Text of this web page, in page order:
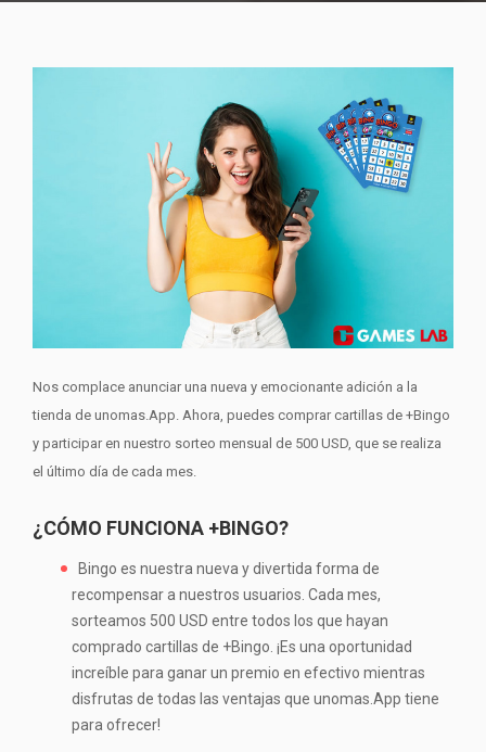
Nos complace anunciar una nueva y emocionante adición a la
tienda de unomas.App. Ahora, puedes comprar cartillas de +Bingo
y participar en nuestro sorteo mensual de 500 USD, que se realiza
el último día de cada mes.
¿CÓMO FUNCIONA +BINGO?
Bingo es nuestra nueva y divertida forma de
recompensar a nuestros usuarios. Cada mes,
sorteamos 500 USD entre todos los que hayan
comprado cartillas de +Bingo. ¡Es una oportunidad
increíble para ganar un premio en efectivo mientras
disfrutas de todas las ventajas que unomas.App tiene
para ofrecer!